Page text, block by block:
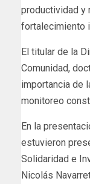
productividad y
fortalecimiento
El titular de la
Comunidad,
importancia de
monitoreo
En la
estuvieron
Solidaridad e
Nicolás